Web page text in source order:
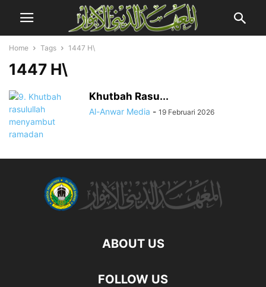
Home Tags 1447 H\
1447 H\
Khutbah Rasu...
Al-Anwar Media - 19 Februari 2026
ABOUT US
FOLLOW US